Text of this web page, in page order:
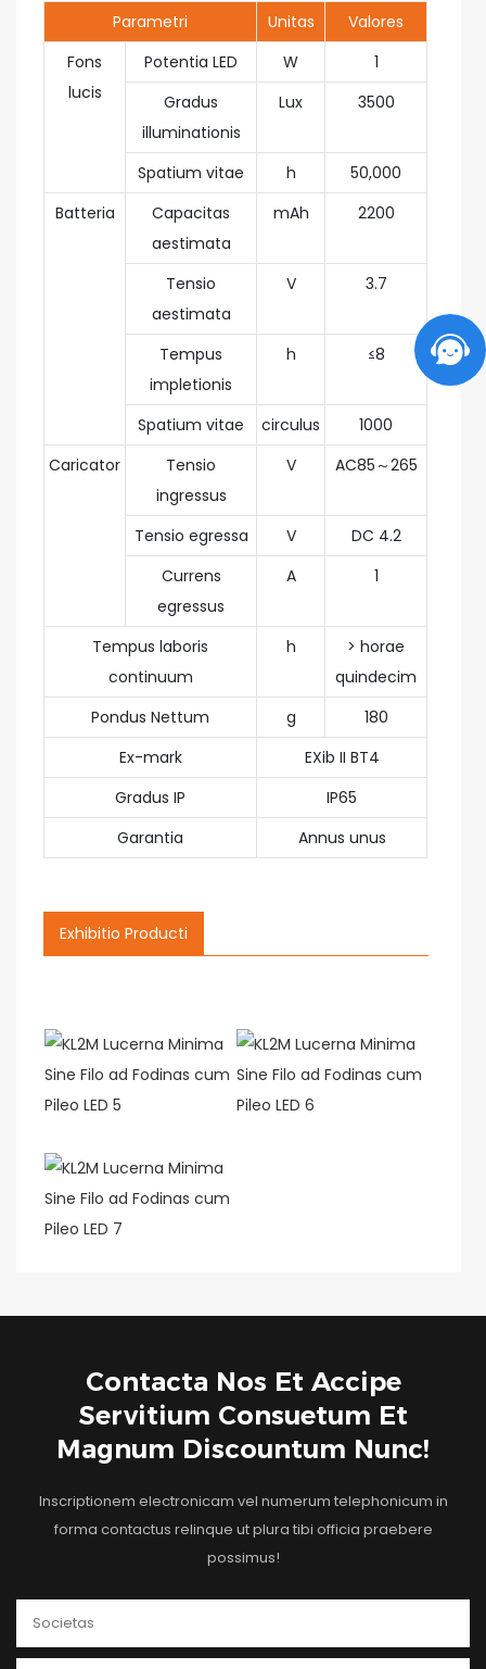
Parametri Unitas
Valores
Fons
lucis
Potentia LED W
1
Gradus
illuminationis
Lux 3500
Spatium vitae h
50,000
Batteria
Capacitas
aestimata
mAh 2200
Tensio
aestimata
V 3.7
Tempus
impletionis
h ≤8
Spatium vitae circulus
1000
Caricator
Tensio
ingressus
V AC85～265
Tensio egressa V
DC 4.2
Currens
egressus
A 1
Tempus laboris
continuum
h
> horae
quindecim
Pondus Nettum
g
180
Ex-mark
EXib II BT4
Gradus IP
IP65
Garantia
Annus unus
Exhibitio Producti
Contacta Nos Et Accipe
Servitium Consuetum Et
Magnum Discountum Nunc!
Inscriptionem electronicam vel numerum telephonicum in
forma contactus relinque ut plura tibi officia praebere
possimus!
Societas